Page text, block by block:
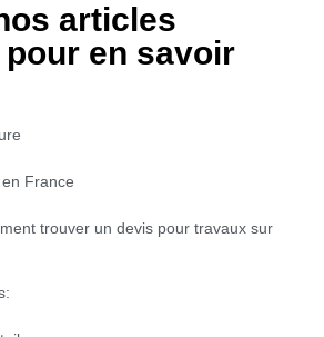
articles
en savoir
France
trouver un devis pour travaux sur